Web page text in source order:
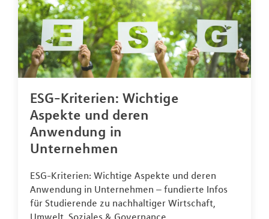
ESG-Kriterien: Wichtige
Aspekte und deren
Anwendung in
Unternehmen
ESG-Kriterien: Wichtige Aspekte und deren
Anwendung in Unternehmen – fundierte Infos
für Studierende zu nachhaltiger Wirtschaft,